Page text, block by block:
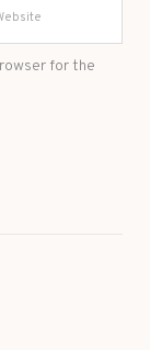
for the